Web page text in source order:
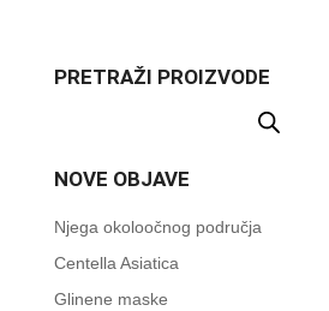
PRETRAŽI PROIZVODE
NOVE OBJAVE
Njega okoloočnog područja
Centella Asiatica
Glinene maske